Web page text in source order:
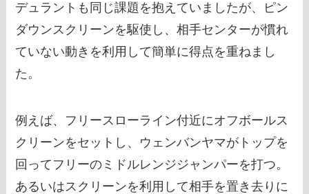
デュラントも同じ課題を抱えていましたが、ピン
ダウンスクリーンを駆使し、相手センターが慣れ
ていない動きを利用して簡単に得点を重ねまし
た。
例えば、フリースローライン付近にオフボールス
クリーンをセットし、ウェンバンヤマがトップを
回ってフリーのミドルレンジジャンパーを打つ。
あるいはスクリーンを利用して相手を置き去りに